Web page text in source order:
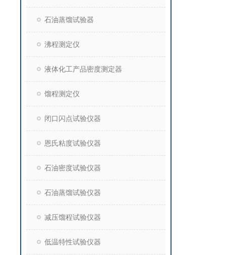
石油蒸馏试验器
沸程测定仪
液体化工产品密度测定器
馏程测定仪
闭口闪点试验仪器
恩氏粘度试验仪器
石油密度试验仪器
石油蒸馏试验仪器
减压馏程试验仪器
低温特性试验仪器